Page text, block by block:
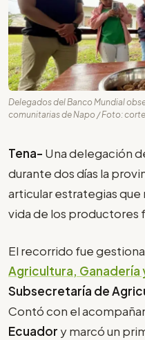
Delegados del Banco Mundial
comunitarias de Napo / Foto:
Tena- Una delegación
durante dos días la
articular estrategias
vida de los productores
El recorrido fue
Agricultura, Ganadería
Subsecretaría de
Contó con el
Ecuador y marcó un